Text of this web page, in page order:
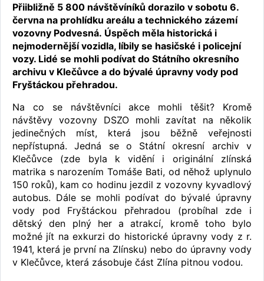
Přiibližně 5 800 návštěvíníků dorazilo v sobotu 6.
června na prohlídku areálu a technického zázemí
vozovny Podvesná. Úspěch měla historická i
nejmodernější vozidla, líbily se hasičské i policejní
vozy. Lidé se mohli podívat do Státního okresního
archivu v Klečůvce a do bývalé úpravny vody pod
Fryštáckou přehradou.
Na co se návštěvníci akce mohli těšit? Kromě
návštěvy vozovny DSZO mohli zavítat na několik
jedinečných míst, která jsou běžně veřejnosti
nepřístupná. Jedná se o Státní okresní archiv v
Klečůvce (zde byla k vidění i originální zlínská
matrika s narozením Tomáše Bati, od něhož uplynulo
150 roků), kam co hodinu jezdil z vozovny kyvadlový
autobus. Dále se mohli podívat do bývalé úpravny
vody pod Fryštáckou přehradou (probíhal zde i
dětský den plný her a atrakcí, kromě toho bylo
možné jít na exkurzi do historické úpravny vody z r.
1941, která je první na Zlínsku) nebo do úpravny vody
v Klečůvce, která zásobuje část Zlína pitnou vodou.